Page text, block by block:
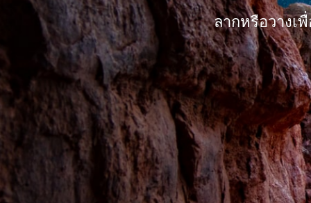
ลากหรือวางเ